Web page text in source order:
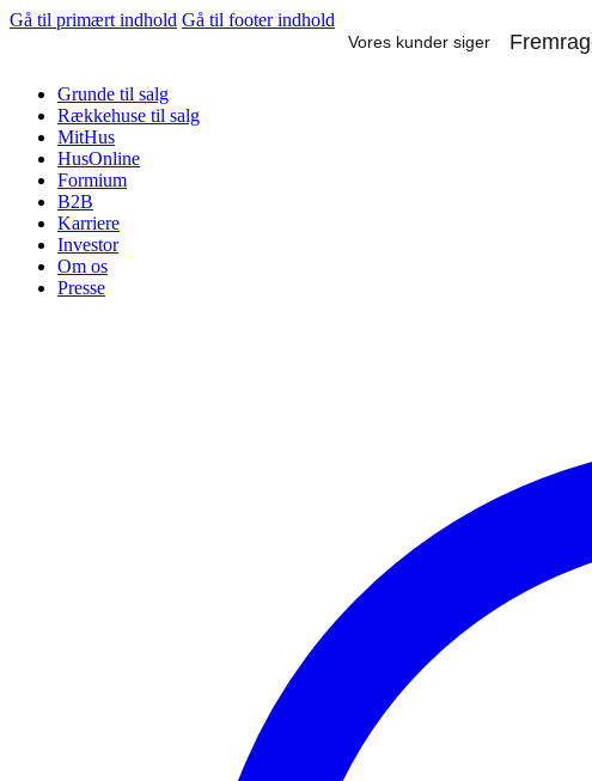
Gå til primært indhold Gå til footer indhold
Grunde til salg
Rækkehuse til salg
MitHus
HusOnline
Formium
B2B
Karriere
Investor
Om os
Presse